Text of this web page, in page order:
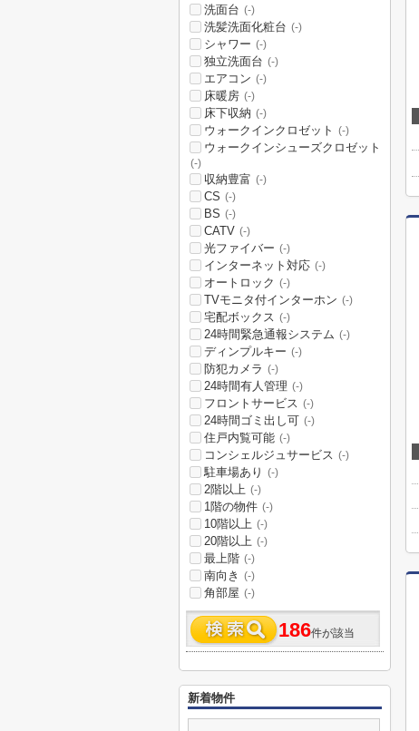
洗面台 (-)
洗髪洗面化粧台 (-)
シャワー (-)
独立洗面台 (-)
エアコン (-)
床暖房 (-)
床下収納 (-)
ウォークインクロゼット (-)
ウォークインシューズクロゼット
(-)
収納豊富 (-)
CS (-)
BS (-)
CATV (-)
光ファイバー (-)
インターネット対応 (-)
オートロック (-)
TVモニタ付インターホン (-)
宅配ボックス (-)
24時間緊急通報システム (-)
ディンプルキー (-)
防犯カメラ (-)
24時間有人管理 (-)
フロントサービス (-)
24時間ゴミ出し可 (-)
住戸内覧可能 (-)
コンシェルジュサービス (-)
駐車場あり (-)
2階以上 (-)
1階の物件 (-)
10階以上 (-)
20階以上 (-)
最上階 (-)
南向き (-)
角部屋 (-)
186件が該当
新着物件